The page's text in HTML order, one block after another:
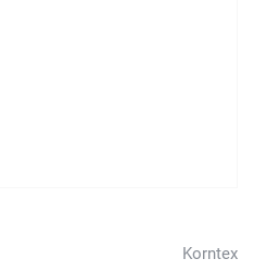
Korntex